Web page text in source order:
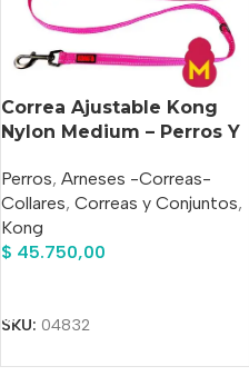
Correa Ajustable Kong
Nylon Medium – Perros Y
Perros, Arneses -Correas-
Collares, Correas y Conjuntos,
Kong
$ 45.750,00
SKU: 04832